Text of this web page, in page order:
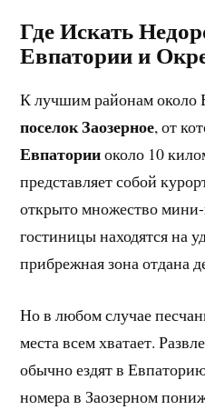
Где Искать
Евпатории и
К лучшим районам около
поселок Заозерное, от
Евпаторииоколо 10
представляет собой
открыто множество
гостиницы находятся на
прибрежная зона отдана
Но в любом случае
места всем хватает.
обычно ездят в
номера в Заозерном